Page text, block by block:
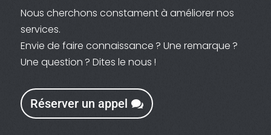
Nous cherchons constament à améliorer nos
services.
Envie de faire connaissance ? Une remarque ?
Une question ? Dites le nous !
Réserver un appel